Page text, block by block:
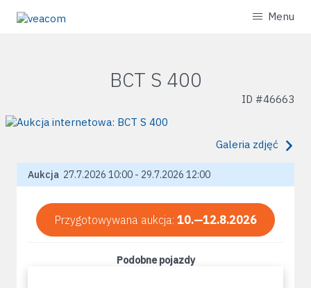
Menu
BCT S 400
ID #46663
Galeria zdjęć
Aukcja 27.7.2026 10:00 - 29.7.2026 12:00
Przygotowywana aukcja: 10.—12.8.2026
Podobne pojazdy